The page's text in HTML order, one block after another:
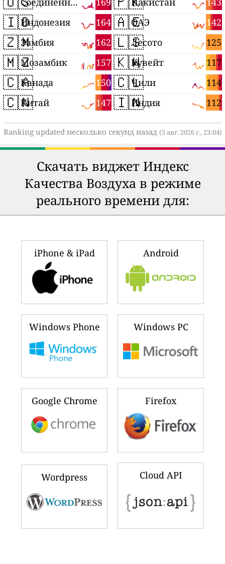
🇮🇩 164
Индонезия
🇿🇲 162
Замбия
🇲🇿 157
Мозамбик
🇨🇦 150
Канада
🇨🇳 147
Китай
🇦🇪 142
ОАЭ
🇱🇸 125
Лесото
🇰🇼 117
Кувейт
🇨🇱 114
Чили
🇮🇳 112
Индия
Ranking updated несколько секунд назад (5 авг. 2026 г., 23:04)
Скачать виджет Индекс
Качества Воздуха в режиме
реального времени для:
iPhone & iPad Android
Windows Phone Windows PC
Google Chrome Firefox
Wordpress Cloud API